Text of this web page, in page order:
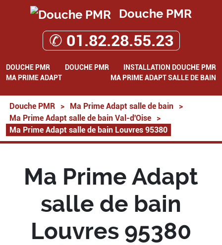
Douche PMR
✆ 01.82.28.55.23
DOUCHE PMR DOUCHE PMR
INSTALLATION DOUCHE PMR
MA PRIME ADAPT
MA PRIME ADAPT SALLE DE BAIN
Douche PMR > Ma Prime Adapt salle de bain
>
Ma Prime Adapt salle de bain Val-d'Oise
>
Ma Prime Adapt salle de bain Louvres 95380
Ma Prime Adapt
salle de bain
Louvres 95380